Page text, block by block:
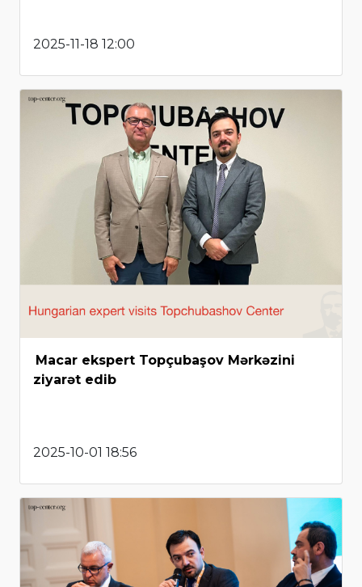
2025-11-18 12:00
Macar ekspert Topçubaşov Mərkəzini
ziyarət edib
2025-10-01 18:56